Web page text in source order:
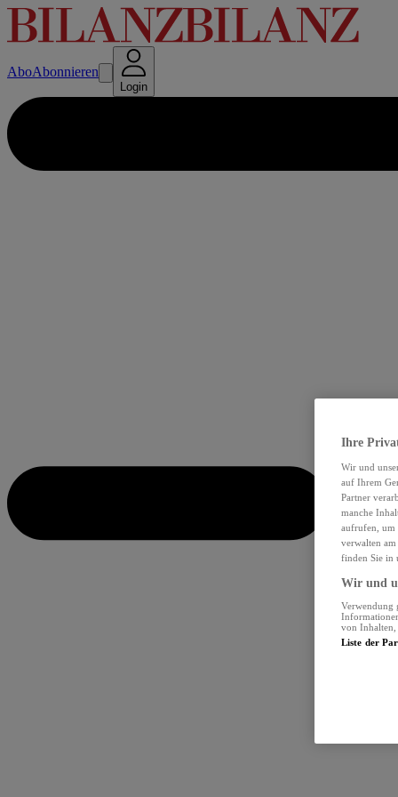
AboAbonnieren
Login
Ihre
Wir und
auf Ihrem
Partner
manche
aufrufen, um
verwalten
finden Sie in
Wir und
Verwendung
von Inhalten,
Liste der